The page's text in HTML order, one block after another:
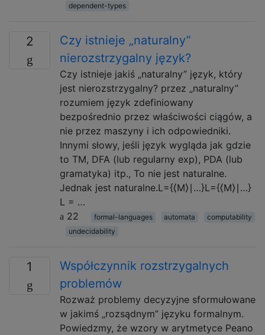
dependent-types
2
Czy istnieje „naturalny”
nierozstrzygalny język?
Czy istnieje jakiś „naturalny” język, który
jest nierozstrzygalny? przez „naturalny”
rozumiem język zdefiniowany
bezpośrednio przez właściwości ciągów, a
nie przez maszyny i ich odpowiedniki.
Innymi słowy, jeśli język wygląda jak gdzie
to TM, DFA (lub regularny exp), PDA (lub
gramatyka) itp., To nie jest naturalne.
Jednak jest naturalne.L={⟨M⟩∣…}L={⟨M⟩∣…}
L = …
22
formal-languages automata
computability
undecidability
1
Współczynnik rozstrzygalnych
problemów
Rozważ problemy decyzyjne sformułowane
w jakimś „rozsądnym” języku formalnym.
Powiedzmy, że wzory w arytmetyce Peano